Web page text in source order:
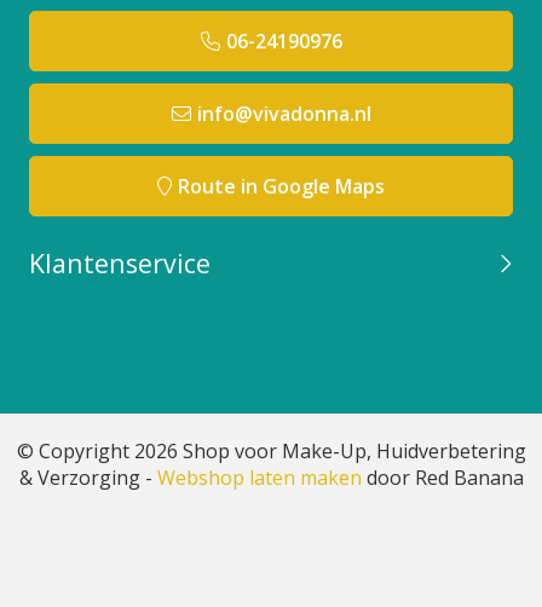
06-24190976
info@vivadonna.nl
Route in Google Maps
Klantenservice
© Copyright 2026 Shop voor Make-Up, Huidverbetering
& Verzorging - Webshop laten maken door Red Banana